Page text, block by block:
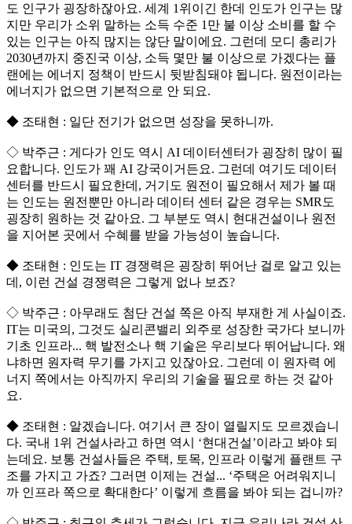
도 인구가 굉장하잖아요. 세계 1위이긴 한데 인도가 인구는 많
지만 우리가 소위 말하는 소득 수준 1만 불 이상 소비를 할 수
있는 인구는 아직 많지는 않단 말이에요. 그런데 모디 총리가
2030년까지 중진국 이상, 소득 몇만 불 이상으로 가겠다는 플
랜에는 에너지 정책이 반드시 뒷받침돼야 됩니다. 원전이라는
에너지가 없으면 기본적으로 안 되요.
◆ 조태현 : 일단 전기가 없으면 성장을 못하니까.
◇ 박주근 : 게다가 인도 역시 AI 데이터센터가 굉장히 많이 필
요합니다. 인도가 꽤 AI 강국이거든요. 그런데 여기도 데이터
센터를 반드시 필요한데, 거기도 원전이 필요해서 제가 볼 때
는 인도는 원전뿐만 아니라 데이터 센터 같은 경우는 SMR도
굉장히 원하는 것 같아요. 그 부분도 역시 현대건설이나 원전
을 지어본 곳에서 수혜를 받을 가능성이 높습니다.
◆ 조태현 : 인도는 IT 경쟁력은 굉장히 뛰어난 걸로 알고 있는
데, 이런 건설 경쟁력은 그렇게 없나 보죠?
◇ 박주근 : 아무래도 첨단 건설 쪽은 아직 부재한 게 사실이죠.
IT는 미국의, 그것도 실리콘밸리 외주로 성장한 국가다 보니까
기초 인프라... 핵 발전소나 핵 기술은 우리보다 뛰어납니다. 왜
냐하면 원자력 무기를 가지고 있잖아요. 그런데 이 원자력 에
너지 쪽에서는 아직까지 우리의 기술을 필요로 하는 것 같아
요.
◆ 조태현 : 알겠습니다. 여기서 큰 장이 열릴지도 모르겠습니
다. 국내 1위 건설사라고 하면 역시 ‘현대건설’이라고 봐야 되
는데요. 보통 건설사들은 주택, 토목, 인프라 이렇게 플랜트 구
조를 가지고 가죠? 그러면 이제는 건설... ‘주택은 어려워지니
까 인프라 쪽으로 확대한다’ 이렇게 흐름을 봐야 되는 겁니까?